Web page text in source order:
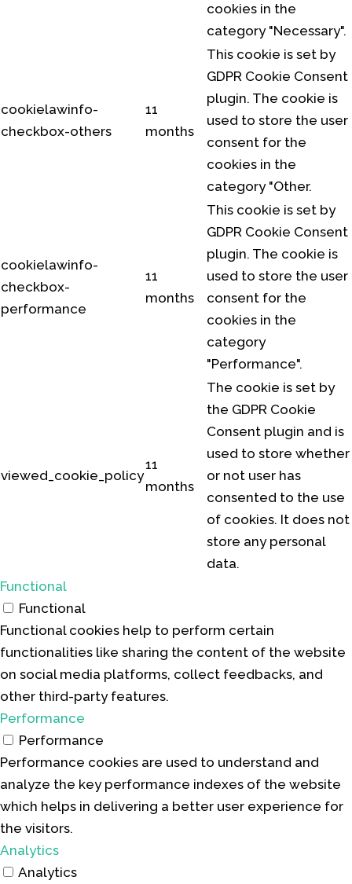
cookies in the
category "Necessary".
cookielawinfo-
checkbox-others
11
months
This cookie is set by
GDPR Cookie Consent
plugin. The cookie is
used to store the user
consent for the
cookies in the
category "Other.
cookielawinfo-
checkbox-
performance
11
months
This cookie is set by
GDPR Cookie Consent
plugin. The cookie is
used to store the user
consent for the
cookies in the
category
"Performance".
viewed_cookie_policy
11
months
The cookie is set by
the GDPR Cookie
Consent plugin and is
used to store whether
or not user has
consented to the use
of cookies. It does not
store any personal
data.
Functional
Functional
Functional cookies help to perform certain
functionalities like sharing the content of the website
on social media platforms, collect feedbacks, and
other third-party features.
Performance
Performance
Performance cookies are used to understand and
analyze the key performance indexes of the website
which helps in delivering a better user experience for
the visitors.
Analytics
Analytics